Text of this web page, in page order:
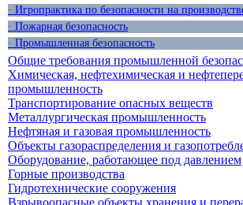
· Игропрактика по безопасности на
· Пожарная безопасность
· Промышленная безопасность
Общие требования промышленной
Химическая, нефтехимическая и
промышленность
Транспортирование опасных веществ
Металлургическая промышленность
Нефтяная и газовая промышленность
Объекты газораспределения и
Оборудование, работающее под давлением
Горные производства
Гидротехнические сооружения
Взрывоопасные объекты хранения и